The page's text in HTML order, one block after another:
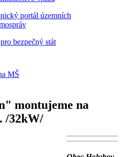
MŠ
montujeme na
/32kW/